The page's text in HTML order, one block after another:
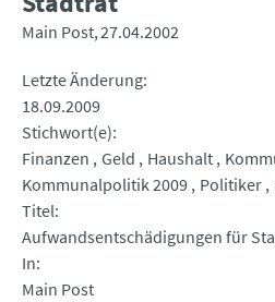
Main Post 27.04.2002
Letzte Änderung
18.09.2009
Stichwort(e)
Finanzen Geld Haushalt
Kommunalpolitik 2009 Politiker
Titel
Aufwandsentschädigungen für
In
Main Post